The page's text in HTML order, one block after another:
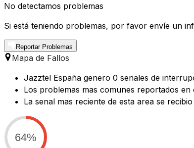
No detectamos problemas
Si está teniendo problemas, por favor envíe un
Reportar Problemas
Mapa de Fallos
Jazztel España genero 0 senales de
Los problemas mas comunes reportados
La senal mas reciente de esta area se
64%